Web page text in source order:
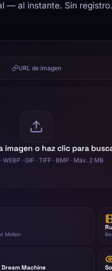
— al instante. Sin registro.